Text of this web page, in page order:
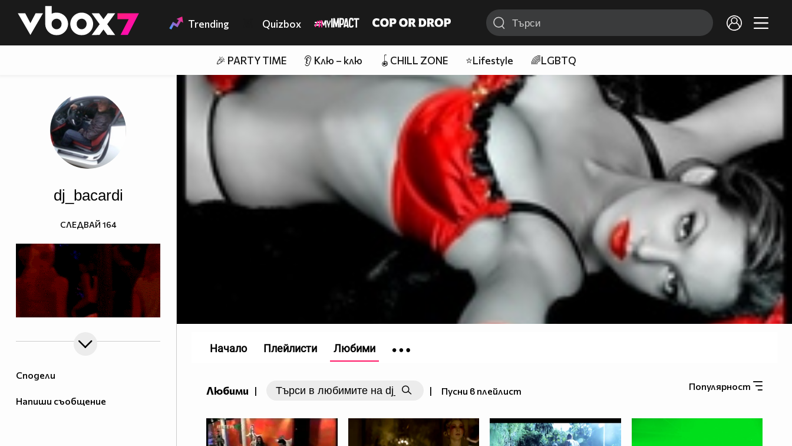
👾 Trending Quizbox
🎉 PARTY TIME 👂 Клю – клю 🪀CHILL ZONE ⭐Lifestyle 🌈LGBTQ
Сподели
Напиши съобщение
dj_bacardi
СЛЕДВАЙ 164
Любими | | Пусни в плейлист Популярност
Начало Плейлисти Любими